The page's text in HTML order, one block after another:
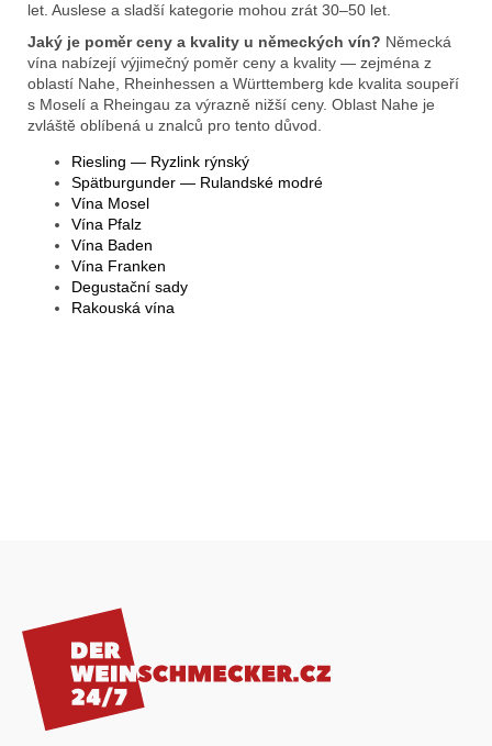
let. Auslese a sladší kategorie mohou zrát 30–50 let.
Jaký je poměr ceny a kvality u německých vín? Německá
vína nabízejí výjimečný poměr ceny a kvality — zejména z
oblastí Nahe, Rheinhessen a Württemberg kde kvalita soupeří
s Moselí a Rheingau za výrazně nižší ceny. Oblast Nahe je
zvláště oblíbená u znalců pro tento důvod.
Riesling — Ryzlink rýnský
Spätburgunder — Rulandské modré
Vína Mosel
Vína Pfalz
Vína Baden
Vína Franken
Degustační sady
Rakouská vína